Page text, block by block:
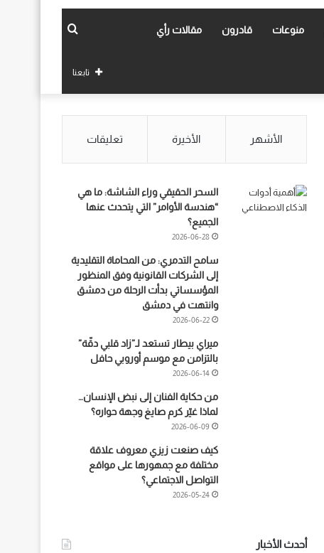
منوعات قادرون مقالات رأي بحث
تابعنا
الأشهر الأخيرة تعليقات
السحر الحقيقي وراء الشاشة: ما هي
“هندسة الأوامر” التي يتحدث عنها
الجميع؟
2026-06-28
سامح التدمري: من المحاماة التقليدية
إلى الشركات القانونية وفق المنظور
المؤسساتي بدأت الرحلة من دمشق
وانتهت في دمشق
2026-06-22
ميراي بيطار تستعد لـ”زاد قلبي دقّة”
بالتزامن مع موسم أوروبي حافل
2026-06-14
من حكاية الفنان إلى نبض الإنسان…
لماذا غيّر كرم صايغ وجهة حواره؟
2026-06-09
كيف صنعت زيزي معروف علاقة
مختلفة مع جمهورها على مواقع
التواصل الاجتماعي؟
2026-05-24
أحدث الأخبار